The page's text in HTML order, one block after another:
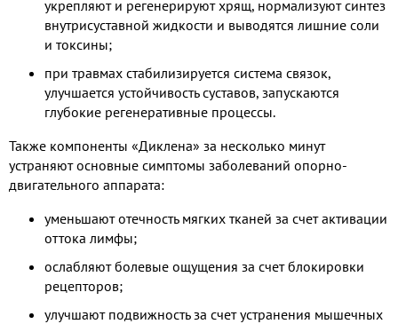
укрепляют и регенерируют хрящ, нормализуют синтез
внутрисуставной жидкости и выводятся лишние соли
и токсины;
при травмах стабилизируется система связок,
улучшается устойчивость суставов, запускаются
глубокие регенеративные процессы.
Также компоненты «Диклена» за несколько минут
устраняют основные симптомы заболеваний опорно-
двигательного аппарата:
уменьшают отечность мягких тканей за счет активации
оттока лимфы;
ослабляют болевые ощущения за счет блокировки
рецепторов;
улучшают подвижность за счет устранения мышечных